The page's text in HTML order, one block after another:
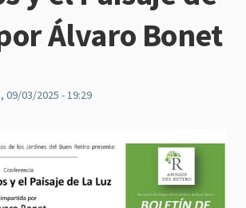
Álvaro Bonet
09/03/2025 - 19:29